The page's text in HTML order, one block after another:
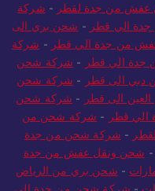
من جدة لقطر - شركة
الي قطر - شحن بري الى
من جدة الي قطر - شركة
الي قطر - شركة شحن
الى قطر - شركة شحن
الى قطر - شركة شحن
قطر - شركة شحن من
- شركة شحن من جدة
- شحن ونقل عفش من جدة
- شحن بري من الرياض